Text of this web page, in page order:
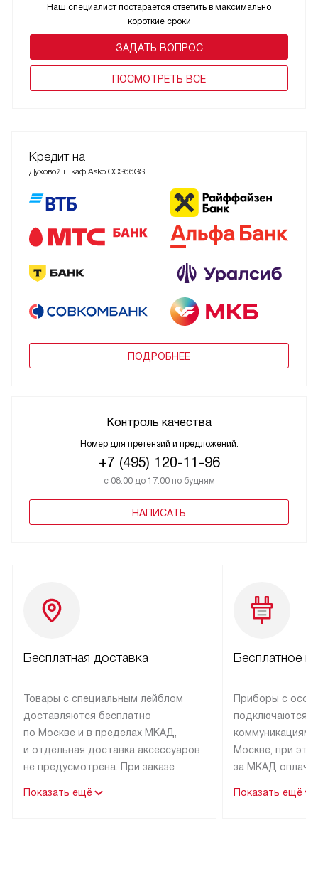
Наш специалист постарается ответить в максимально
короткие сроки
ЗАДАТЬ ВОПРОС
ПОCМОТРЕТЬ ВСЕ
Кредит на
Духовой шкаф Asko OCS66GSH
ПОДРОБНЕЕ
Контроль качества
Номер для претензий и предложений:
+7 (495) 120-11-96
с 08:00 до 17:00 по будням
НАПИСАТЬ
Бесплатная доставка
Товары с специальным лейблом
доставляются бесплатно
по Москве и в пределах МКАД,
и отдельная доставка аксессуаров
не предусмотрена. При заказе
рекомендуем обсудить
Показать ещё
Бесплатное
Приборы с
подключаются к
коммуникациям
Москве, при
за МКАД
партнера
Показать ещё